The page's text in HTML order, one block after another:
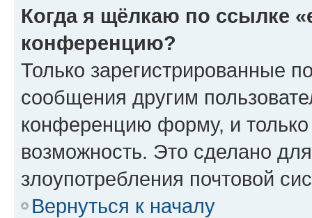
Когда я щёлкаю по ссылке
конференцию?
Только зарегистрированные
сообщения другим
конференцию форму, и
возможность. Это сделано
злоупотребления почтовой
Вернуться к началу